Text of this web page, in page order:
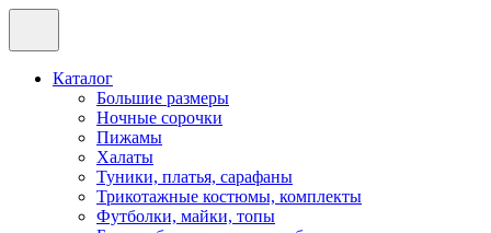
Каталог
Большие размеры
Ночные сорочки
Пижамы
Халаты
Туники, платья, сарафаны
Трикотажные костюмы, комплекты
Футболки, майки, топы